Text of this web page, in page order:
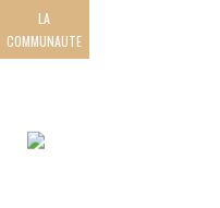
LA
COMMUNAUTE